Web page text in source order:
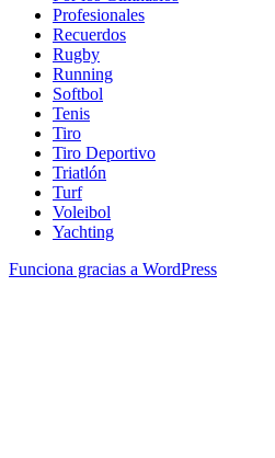
Profesionales
Recuerdos
Rugby
Running
Softbol
Tenis
Tiro
Tiro Deportivo
Triatlón
Turf
Voleibol
Yachting
Funciona gracias a WordPress